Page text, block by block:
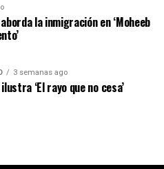
la inmigración en ‘Moheeb
3 semanas ago
‘El rayo que no cesa’